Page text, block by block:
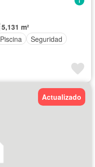
5,131 m²
Piscina
Seguridad
Actualizado